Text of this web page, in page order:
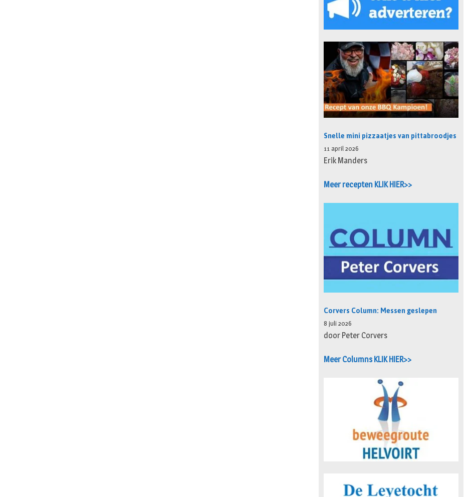
Snelle mini pizzaatjes van pittabroodjes
11 april 2026
Erik Manders
Meer recepten KLIK HIER>>
Corvers Column: Messen geslepen
8 juli 2026
door Peter Corvers
Meer Columns KLIK HIER>>